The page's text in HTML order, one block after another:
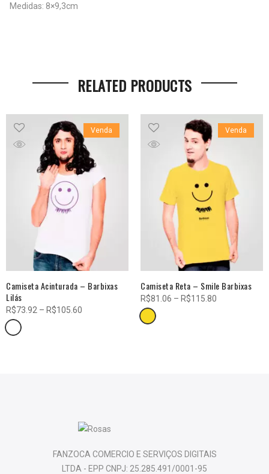
Medidas: 8×9,3cm
RELATED PRODUCTS
Venda
Camiseta Acinturada – Barbixas
Lilás
R$73.92 – R$105.60
Venda
Camiseta Reta – Smile Barbixas
R$81.06 – R$115.80
FANZOCA COMERCIO E SERVIÇOS DIGITAIS
LTDA - EPP CNPJ: 25.285.491/0001-95